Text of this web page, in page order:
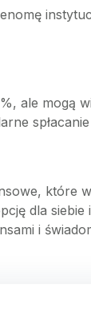
ale mogą
które
dla
i